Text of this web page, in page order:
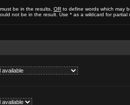
be in the results, OR to define words which may
not be in the result. Use * as a wildcard for partial